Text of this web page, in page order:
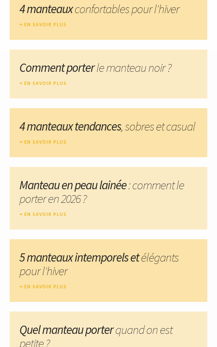
4 manteauxconfortables pour l'hiver
EN SAVOIR PLUS
Comment porterle manteau noir ?
EN SAVOIR PLUS
4 manteaux tendances, sobres et casual
EN SAVOIR PLUS
Manteau en peau lainée: comment le
porter en 2026 ?
EN SAVOIR PLUS
5 manteaux intemporels etélégants
pour l'hiver
EN SAVOIR PLUS
Quel manteau porterquand on est
petite ?